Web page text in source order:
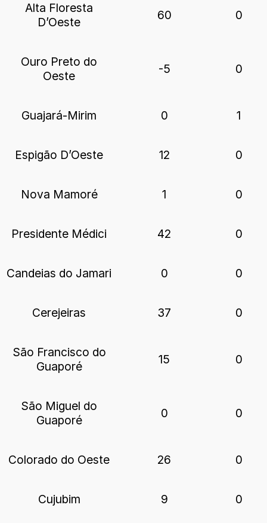
Alta Floresta
D’Oeste
60 0
Ouro Preto do
Oeste
-5 0
Guajará-Mirim 0 1
Espigão D’Oeste 12 0
Nova Mamoré 1 0
Presidente Médici 42 0
Candeias do Jamari 0 0
Cerejeiras 37 0
São Francisco do
Guaporé
15 0
São Miguel do
Guaporé
0 0
Colorado do Oeste 26 0
Cujubim 9 0